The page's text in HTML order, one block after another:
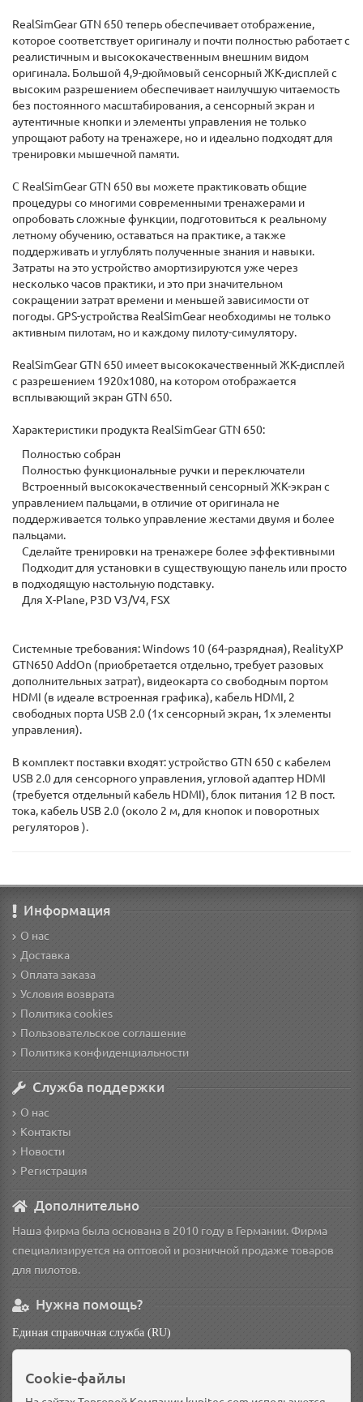
RealSimGear GTN 650 теперь обеспечивает отображение,
которое соответствует оригиналу и почти полностью работает с
реалистичным и высококачественным внешним видом
оригинала. Большой 4,9-дюймовый сенсорный ЖК-дисплей с
высоким разрешением обеспечивает наилучшую читаемость
без постоянного масштабирования, а сенсорный экран и
аутентичные кнопки и элементы управления не только
упрощают работу на тренажере, но и идеально подходят для
тренировки мышечной памяти.
С RealSimGear GTN 650 вы можете практиковать общие
процедуры со многими современными тренажерами и
опробовать сложные функции, подготовиться к реальному
летному обучению, оставаться на практике, а также
поддерживать и углублять полученные знания и навыки.
Затраты на это устройство амортизируются уже через
несколько часов практики, и это при значительном
сокращении затрат времени и меньшей зависимости от
погоды. GPS-устройства RealSimGear необходимы не только
активным пилотам, но и каждому пилоту-симулятору.
RealSimGear GTN 650 имеет высококачественный ЖК-дисплей
с разрешением 1920x1080, на котором отображается
всплывающий экран GTN 650.
Характеристики продукта RealSimGear GTN 650:
Полностью собран
Полностью функциональные ручки и переключатели
Встроенный высококачественный сенсорный ЖК-экран с
управлением пальцами, в отличие от оригинала не
поддерживается только управление жестами двумя и более
пальцами.
Сделайте тренировки на тренажере более эффективными
Подходит для установки в существующую панель или просто
в подходящую настольную подставку.
Для X-Plane, P3D V3/V4, FSX
Системные требования: Windows 10 (64-разрядная), RealityXP
GTN650 AddOn (приобретается отдельно, требует разовых
дополнительных затрат), видеокарта со свободным портом
HDMI (в идеале встроенная графика), кабель HDMI, 2
свободных порта USB 2.0 (1x сенсорный экран, 1x элементы
управления).
В комплект поставки входят: устройство GTN 650 с кабелем
USB 2.0 для сенсорного управления, угловой адаптер HDMI
(требуется отдельный кабель HDMI), блок питания 12 В пост.
тока, кабель USB 2.0 (около 2 м, для кнопок и поворотных
регуляторов ).
Информация
О нас
Доставка
Оплата заказа
Условия возврата
Политика cookies
Пользовательское соглашение
Политика конфиденциальности
Служба поддержки
О нас
Контакты
Новости
Регистрация
Дополнительно
Наша фирма была основана в 2010 году в Германии. Фирма
специализируется на оптовой и розничной продаже товаров
для пилотов.
Нужна помощь?
Единая справочная служба (RU)
non
Основной склад: Германия, Берлин
Доп. склад: Россия, Омск
Cookie-файлы